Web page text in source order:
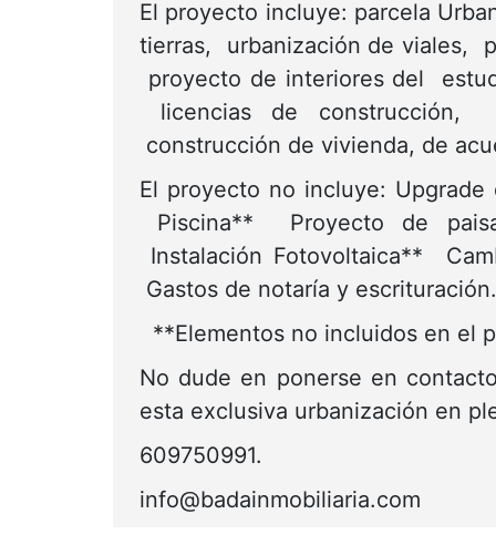
El proyecto incluye: parcela
tierras, urbanización de viales,
proyecto de interiores del
licencias de construcción,
construcción de vivienda, de
El proyecto no incluye:
Piscina** Proyecto de
Instalación Fotovoltaica**
Gastos de notaría y escrituración.
**Elementos no incluidos en el
No dude en ponerse en
esta exclusiva urbanización en
609750991.
info@badainmobiliaria.com